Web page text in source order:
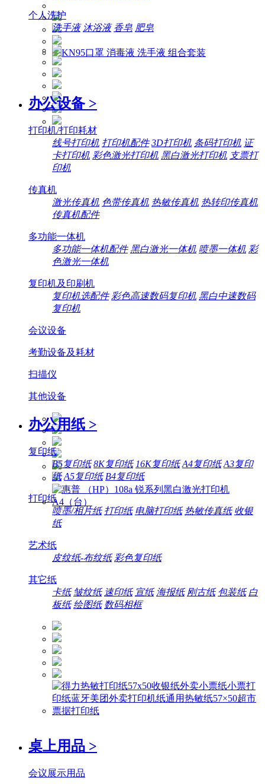
个人洗护
洗手液 沐浴液 香皂 肥皂
办公设备 >
打印机/打印耗材
线号打印机 打印机配件 3D打印机 条码打印机 证
卡打印机 彩色激光打印机 黑白激光打印机 支票打
印机
传真机
激光传真机 色带传真机 热敏传真机 热转印传真机
传真机配件
多功能一体机
多功能一体机配件 黑白激光一体机 喷墨一体机 彩
色激光一体机
复印机及印刷机
复印机选配件 彩色高速数码复印机 黑白中速数码
复印机
会议设备
考勤设备及耗材
扫描仪
其他设备
办公用纸 >
复印纸
B5复印纸 8K复印纸 16K复印纸 A4复印纸 A3复印
纸 A5复印纸 B4复印纸
打印纸
喷墨/相片纸 打印纸 电脑打印纸 热敏传真纸 收银
纸
艺术纸
皮纹纸-布纹纸 彩色复印纸
其它纸
卡纸 皱纹纸 速印纸 宣纸 海报纸 刚古纸 包装纸 白
板纸 绘图纸 数码相框
桌上用品 >
会议展示用品